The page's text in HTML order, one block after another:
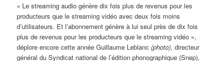
« Le streaming audio génère dix fois plus de revenus pour les
producteurs que le streaming vidéo avec deux fois moins
d’utilisateurs. Et l’abonnement génère à lui seul près de dix fois
plus de revenus pour les producteurs que le streaming vidéo »,
déplore encore cette année Guillaume Leblanc(photo), directeur
général du Syndicat national de l’édition phonographique (Snep),